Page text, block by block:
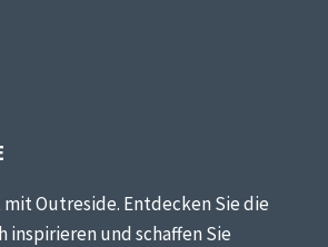
Outreside. Entdecken Sie die
inspirieren und schaffen Sie